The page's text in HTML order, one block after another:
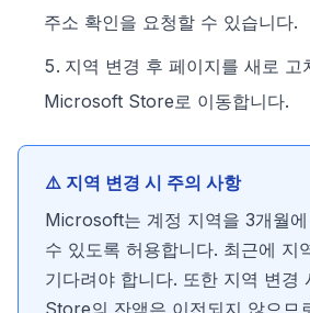
주소 확인을 요청할 수 있습니다.
지역 변경 후 페이지를 새로
Microsoft Store로 이동합니다.
⚠️ 지역 변경 시 주의 사항
Microsoft는 계정 지역을 3개월
수 있도록 허용합니다. 최근에 지
기다려야 합니다. 또한 지역 변
Store의 잔액은 이전되지 않으므